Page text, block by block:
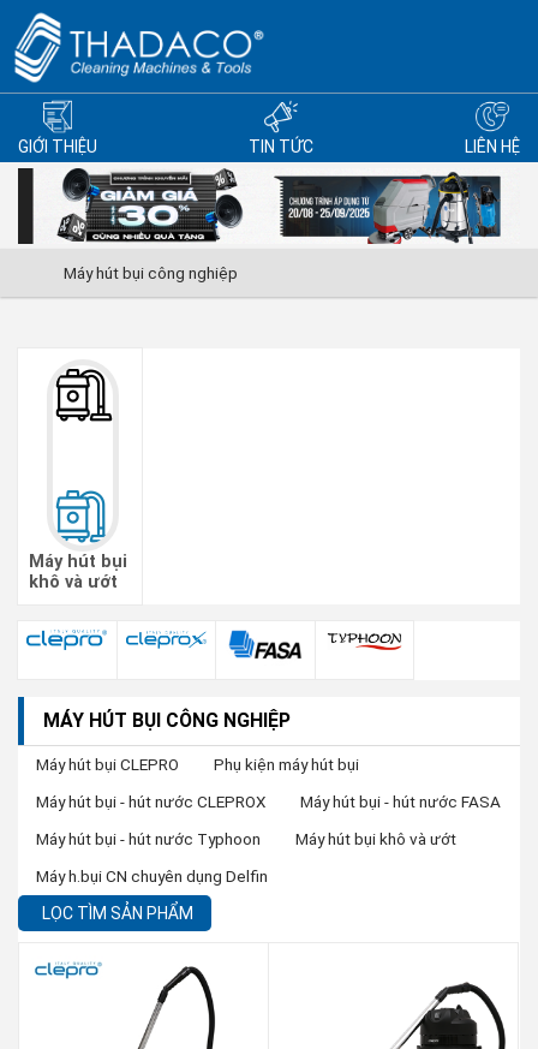
GIỚI THIỆU TIN TỨC LIÊN HỆ
Máy hút bụi công nghiệp
Máy hút bụi
khô và ướt
MÁY HÚT BỤI CÔNG NGHIỆP
Máy hút bụi CLEPRO
Phụ kiện máy hút bụi
Máy hút bụi - hút nước CLEPROX
Máy hút bụi - hút nước FASA
Máy hút bụi - hút nước Typhoon
Máy hút bụi khô và ướt
Máy h.bụi CN chuyên dụng Delfin
LỌC TÌM SẢN PHẨM